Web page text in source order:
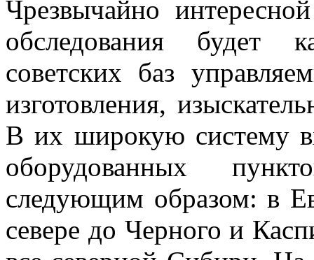
Чрезвычайно
обследования будет
советских баз
изготовления,
В их широкую систему
оборудованных
следующим образом: в
севере до Черного и